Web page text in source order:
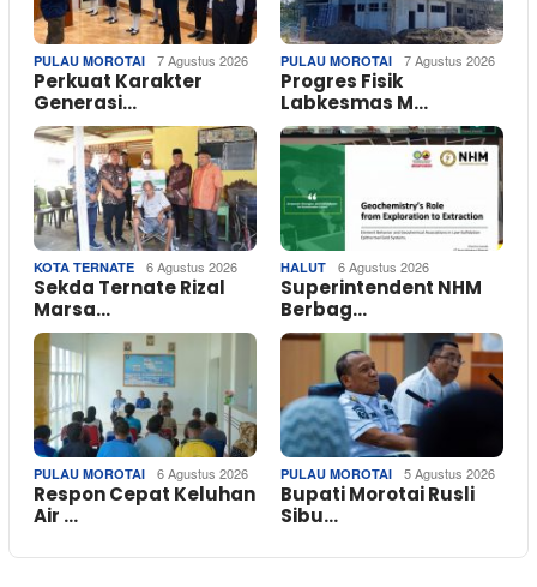
PULAU MOROTAI 7 Agustus 2026
Perkuat Karakter
Generasi…
PULAU MOROTAI 7 Agustus 2026
Progres Fisik
Labkesmas M…
KOTA TERNATE 6 Agustus 2026
Sekda Ternate Rizal
Marsa…
HALUT 6 Agustus 2026
Superintendent NHM
Berbag…
PULAU MOROTAI 6 Agustus 2026
Respon Cepat Keluhan
Air …
PULAU MOROTAI 5 Agustus 2026
Bupati Morotai Rusli
Sibu…